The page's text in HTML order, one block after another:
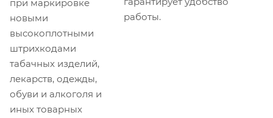
при маркировке
новыми
высокоплотными
штрихкодами
табачных изделий,
лекарств, одежды,
обуви и алкоголя и
иных товарных
работы.